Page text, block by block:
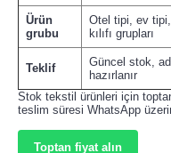
Ürün
grubu
Otel tipi, ev
kılıfı grupları
Teklif
Güncel stok,
hazırlanır
Stok tekstil ürünleri için
teslim süresi WhatsApp
Toptan fiyat alın